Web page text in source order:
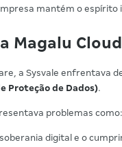
mantém o
Magalu Cloud
a Sysvale enfrentava
Proteção de Dados).
problemas como:
digital e o